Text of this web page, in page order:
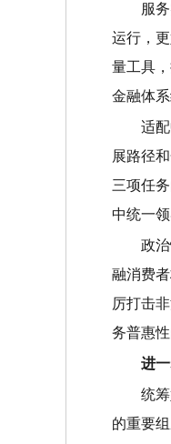
服务实
运行，
量工具
金融体
适配中
展路径
三项任
中统一
政治性
融消费
厉打击
务普惠
进
统筹好
的重要